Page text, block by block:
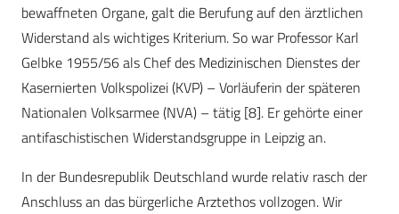
bewaffneten Organe, galt die Berufung auf den ärztlichen
Widerstand als wichtiges Kriterium. So war Professor Karl
Gelbke 1955/56 als Chef des Medizinischen Dienstes der
Kasernierten Volkspolizei (KVP) – Vorläuferin der späteren
Nationalen Volksarmee (NVA) – tätig [8]. Er gehörte einer
antifaschistischen Widerstandsgruppe in Leipzig an.
In der Bundesrepublik Deutschland wurde relativ rasch der
Anschluss an das bürgerliche Arztethos vollzogen. Wir